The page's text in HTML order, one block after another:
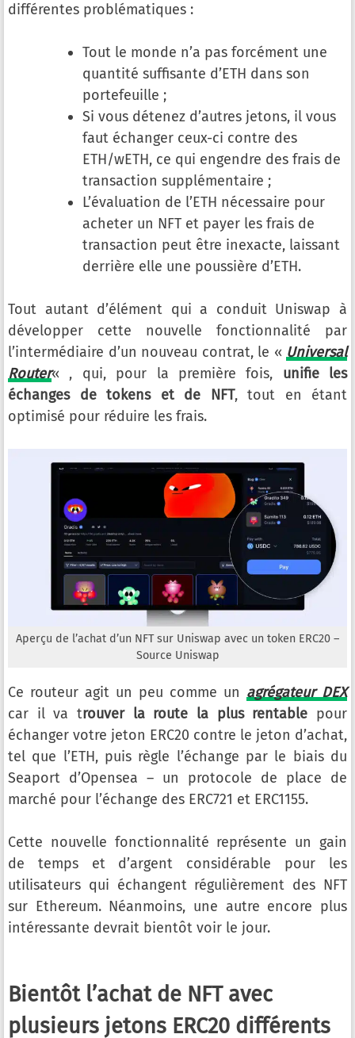
différentes problématiques :
Tout le monde n’a pas forcément une
quantité suffisante d’ETH dans son
portefeuille ;
Si vous détenez d’autres jetons, il vous
faut échanger ceux-ci contre des
ETH/wETH, ce qui engendre des frais de
transaction supplémentaire ;
L’évaluation de l’ETH nécessaire pour
acheter un NFT et payer les frais de
transaction peut être inexacte, laissant
derrière elle une poussière d’ETH.
Tout autant d’élément qui a conduit Uniswap à
développer cette nouvelle fonctionnalité par
l’intermédiaire d’un nouveau contrat, le « Universal
Router« , qui, pour la première fois, unifie les
échanges de tokens et de NFT, tout en étant
optimisé pour réduire les frais.
Aperçu de l’achat d’un NFT sur Uniswap avec un token ERC20 –
Source Uniswap
Ce routeur agit un peu comme un agrégateur DEX
car il va trouver la route la plus rentable pour
échanger votre jeton ERC20 contre le jeton d’achat,
tel que l’ETH, puis règle l’échange par le biais du
Seaport d’Opensea – un protocole de place de
marché pour l’échange des ERC721 et ERC1155.
Cette nouvelle fonctionnalité représente un gain
de temps et d’argent considérable pour les
utilisateurs qui échangent régulièrement des NFT
sur Ethereum. Néanmoins, une autre encore plus
intéressante devrait bientôt voir le jour.
Bientôt l’achat de NFT avec
plusieurs jetons ERC20 différents